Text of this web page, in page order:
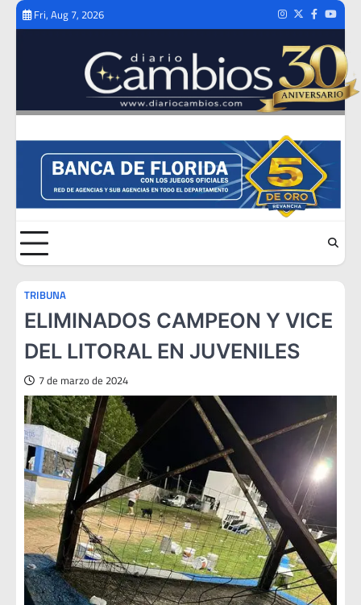
Skip
Fri, Aug 7, 2026 Instagram
TwitterFacebook
TRIBUNA
ELIMINADOS CAMPEON Y VICE
DEL LITORAL EN JUVENILES
7 de marzo de 2024